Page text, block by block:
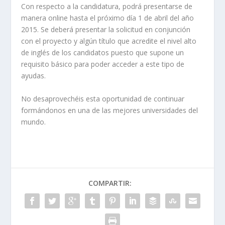
Con respecto a la candidatura, podrá presentarse de
manera online hasta el próximo día 1 de abril del año
2015. Se deberá presentar la solicitud en conjunción
con el proyecto y algún título que acredite el nivel alto
de inglés de los candidatos puesto que supone un
requisito básico para poder acceder a este tipo de
ayudas.
No desaprovechéis esta oportunidad de continuar
formándonos en una de las mejores universidades del
mundo.
COMPARTIR: